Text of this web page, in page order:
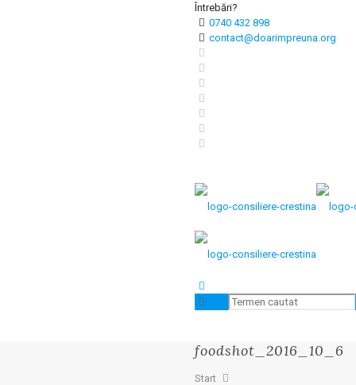
Întrebări?
0740 432 898
contact@doarimpreuna.org
foodshot_2016_10_6
Start